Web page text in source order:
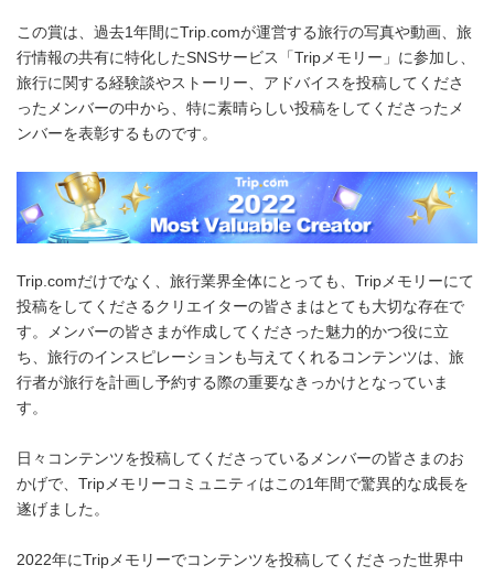
この賞は、過去1年間にTrip.comが運営する旅行の写真や動画、旅
行情報の共有に特化したSNSサービス「Tripメモリー」に参加し、
旅行に関する経験談やストーリー、アドバイスを投稿してくださ
ったメンバーの中から、特に素晴らしい投稿をしてくださったメ
ンバーを表彰するものです。
Trip.comだけでなく、旅行業界全体にとっても、Tripメモリーにて
投稿をしてくださるクリエイターの皆さまはとても大切な存在で
す。メンバーの皆さまが作成してくださった魅力的かつ役に立
ち、旅行のインスピレーションも与えてくれるコンテンツは、旅
行者が旅行を計画し予約する際の重要なきっかけとなっていま
す。
日々コンテンツを投稿してくださっているメンバーの皆さまのお
かげで、Tripメモリーコミュニティはこの1年間で驚異的な成長を
遂げました。
2022年にTripメモリーでコンテンツを投稿してくださった世界中